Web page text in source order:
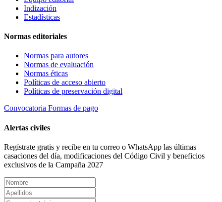
Indización
Estadísticas
Normas editoriales
Normas para autores
Normas de evaluación
Normas éticas
Políticas de acceso abierto
Políticas de preservación digital
Convocatoria Formas de pago
Alertas civiles
Regístrate gratis y recibe en tu correo o WhatsApp las últimas
casaciones del día, modificaciones del Código Civil y beneficios
exclusivos de la Campaña 2027